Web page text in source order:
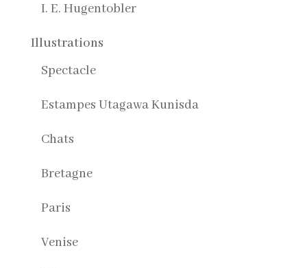
I. E. Hugentobler
Illustrations
Spectacle
Estampes Utagawa Kunisda
Chats
Bretagne
Paris
Venise